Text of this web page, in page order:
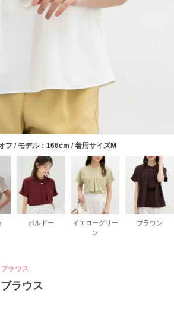
フ / モデル：166cm / 着用サイズM
ボルドー
イエローグリー
ン
ブラウン
ラウス
ラウス